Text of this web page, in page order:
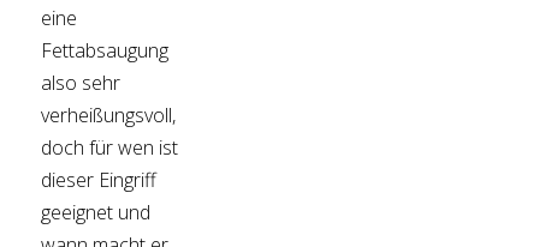
eine
Fettabsaugung
also sehr
verheißungsvoll,
doch für wen ist
dieser Eingriff
geeignet und